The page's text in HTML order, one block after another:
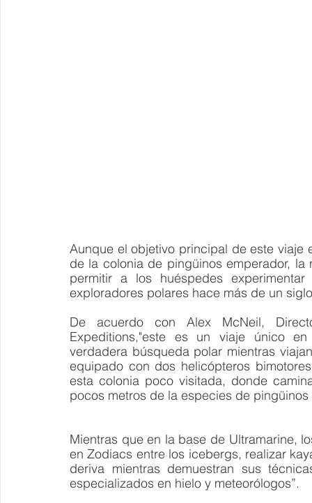
Aunque el objetivo principal de este viaje
de la colonia de pingüinos emperador,
permitir a los huéspedes
exploradores polares hace más de un
De acuerdo con Alex McNeil,
Expeditions,"este es un viaje único
verdadera búsqueda polar mientras
equipado con dos helicópteros
esta colonia poco visitada, donde
pocos metros de la especies de
Mientras que en la base de Ultramarine,
en Zodiacs entre los icebergs, realizar
deriva mientras demuestran sus
especializados en hielo y meteorólogos”.